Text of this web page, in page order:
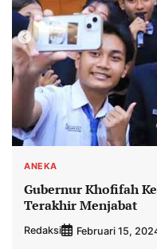
ANEKA
Gubernur Khofifah
Terakhir Menjabat
Redaksi Februari 15,